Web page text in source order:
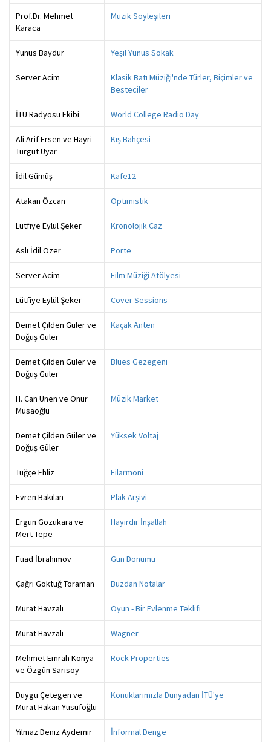
Prof.Dr. Mehmet
Karaca
Müzik Söyleşileri
Yunus Baydur Yeşil Yunus Sokak
Server Acim
Klasik Batı Müziği'nde Türler, Biçimler ve
Besteciler
İTÜ Radyosu Ekibi World College Radio Day
Ali Arif Ersen ve Hayri
Turgut Uyar
Kış Bahçesi
İdil Gümüş Kafe12
Atakan Özcan Optimistik
Lütfiye Eylül Şeker Kronolojik Caz
Aslı İdil Özer Porte
Server Acim Film Müziği Atölyesi
Lütfiye Eylül Şeker Cover Sessions
Demet Çilden Güler ve
Doğuş Güler
Kaçak Anten
Demet Çilden Güler ve
Doğuş Güler
Blues Gezegeni
H. Can Ünen ve Onur
Musaoğlu
Müzik Market
Demet Çilden Güler ve
Doğuş Güler
Yüksek Voltaj
Tuğçe Ehliz Filarmoni
Evren Bakılan Plak Arşivi
Ergün Gözükara ve
Mert Tepe
Hayırdır İnşallah
Fuad İbrahimov Gün Dönümü
Çağrı Göktuğ Toraman Buzdan Notalar
Murat Havzalı Oyun - Bir Evlenme Teklifi
Murat Havzalı Wagner
Mehmet Emrah Konya
ve Özgün Sarısoy
Rock Properties
Duygu Çetegen ve
Murat Hakan Yusufoğlu
Konuklarımızla Dünyadan İTÜ'ye
Yılmaz Deniz Aydemir İnformal Denge